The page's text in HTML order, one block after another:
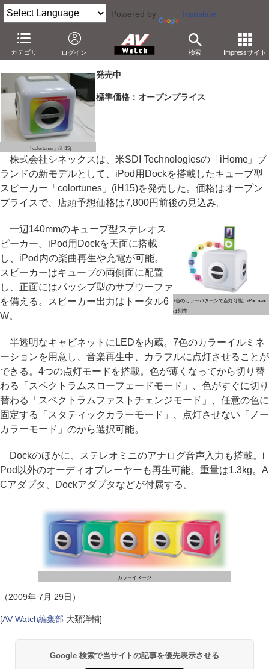
Powered by Translate
カテゴリ ログイン 検索 Impressサイト
シネックス、7色に光るキューブ型iPodスピーカー
－実売7,800円。内蔵LEDがカラフルに点灯
「colortunes」(iH15)
発売中
標準価格：オープンプライス
株式会社シネックスは、米SDI Technologiesの「iHome」ブ
ランドの新モデルとして、iPod用Dockを搭載したキューブ型
スピーカー「colortunes」(iH15)を発売した。価格はオープン
プライスで、店頭予想価格は7,800円前後の見込み。
7色のカラーパターンで点灯可能。iPod nano
は別売
一辺140mmのキューブ型ステレオス
ピーカー。iPod用Dockを天面に搭載
し、iPod内の楽曲再生や充電が可能。
スピーカーはキューブの両側面に配置
し、正面にはパッシブ型のサブウーファ
を備える。スピーカー出力はトータル6
W。
半透明なキャビネットにLEDを内蔵。7色のカラーイルミネ
ーションを用意し、音楽再生中、カラフルに点灯させることが
できる。4つの点灯モードを搭載。色が薄くなってから切り替
わる「スペクトラムスローフェードモード」、色がすぐに切り
替わる「スペクトラムファストチェンジモード」、任意の色に
固定する「スタティックカラーモード」、点灯させない「ノー
カラーモード」のから選択可能。
Dockのほかに、ステレオミニのアナログ音声入力も搭載。i
Pod以外のオーディオプレーヤーも再生可能。重量は1.3kg。A
Cアダプタ、Dockアダプタなどが付属する。
カラーイメージ
（2009年 7月 29日）
[AV Watch編集部 大類洋輔]
Google 検索で当サイトの記事を優先表示させる